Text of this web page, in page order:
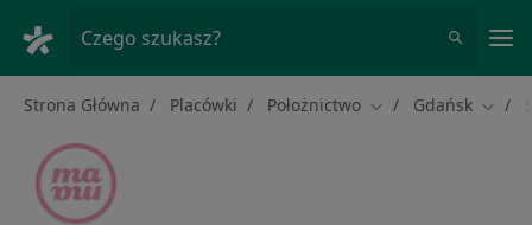
Czego szukasz?
Strona Główna Placówki Położnictwo Zmień miasto
Gdańsk